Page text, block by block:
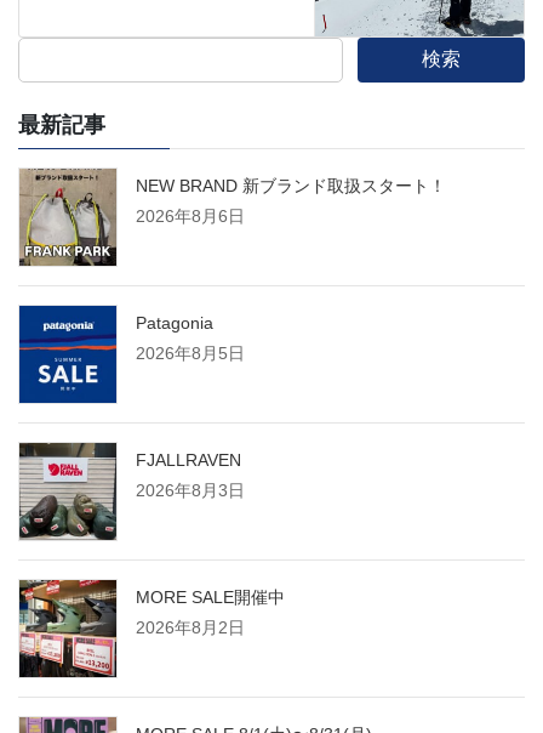
検索
最新記事
NEW BRAND 新ブランド取扱スタート！
2026年8月6日
Patagonia
2026年8月5日
FJALLRAVEN
2026年8月3日
MORE SALE開催中
2026年8月2日